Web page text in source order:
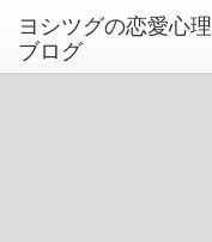
ヨシツグの恋愛心理
ブログ